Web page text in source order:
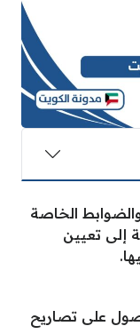
الخاصة
إلى تعيين
على تصاريح